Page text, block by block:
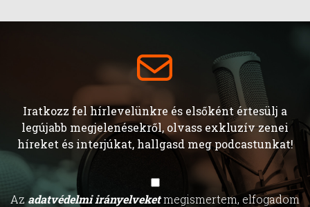
Iratkozz fel hírlevelünkre és elsőként értesülj a
legújabb megjelenésekről, olvass exkluzív zenei
híreket és interjúkat, hallgasd meg podcastunkat!
Azadatvédelmi irányelveketmegismertem, elfogadom